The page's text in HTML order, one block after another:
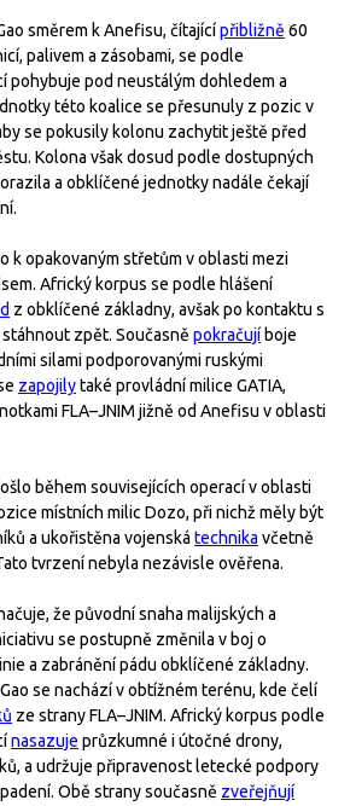
směrem k Anefisu, čítajícípřibližně 60
palivem a zásobami, se podle
pohybuje pod neustálým dohledem a
této koalice se přesunuly z pozic v
se pokusily kolonu zachytit ještě před
Kolona však dosud podle dostupných
a obklíčené jednotky nadále čekají
k opakovaným střetům v oblasti mezi
Africký korpus se podle hlášení
z obklíčené základny, avšak po kontaktu s
zpět. Současně pokračují boje
silami podporovanými ruskými
zapojilytaké provládní milice GATIA,
FLA–JNIM jižně od Anefisu v oblasti
během souvisejících operací v oblasti
místních milic Dozo, při nichž měly být
a ukořistěna vojenská technika včetně
tvrzení nebyla nezávisle ověřena.
že původní snaha malijských a
se postupně změnila v boj o
a zabránění pádu obklíčené základny.
se nachází v obtížném terénu, kde čelí
ze strany FLA–JNIM. Africký korpus podle
nasazuje průzkumné i útočné drony,
a udržuje připravenost letecké podpory
Obě strany současně zveřejňují